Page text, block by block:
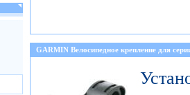
GARMIN Велосипедное крепление для